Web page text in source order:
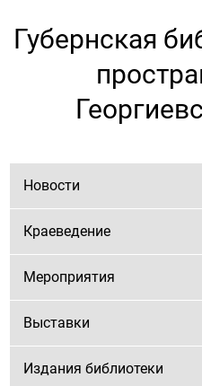
Губернская
Новости
Краеведение
Мероприятия
Выставки
Издания библиотеки